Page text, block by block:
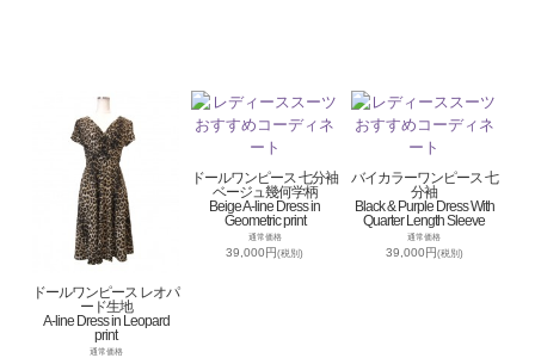
ドールワンピース レオパ
ード生地
A-line Dress in Leopard
print
通常価格
ドールワンピース 七分袖
ベージュ幾何学柄
Beige A-line Dress in
Geometric print
通常価格
39,000円(税別)
バイカラーワンピース 七
分袖
Black & Purple Dress With
Quarter Length Sleeve
通常価格
39,000円(税別)